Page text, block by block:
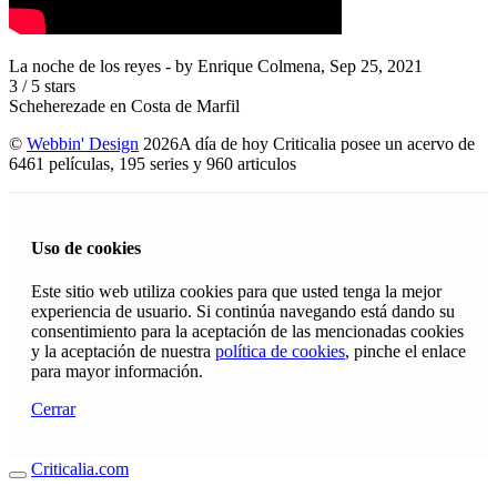
La noche de los reyes - by Enrique Colmena, Sep 25, 2021
3 / 5 stars
Scheherezade en Costa de Marfil
© Webbin' Design 2026A día de hoy Criticalia posee un acervo de
6461 películas, 195 series y 960 articulos
Uso de cookies
Este sitio web utiliza cookies para que usted tenga la mejor
experiencia de usuario. Si continúa navegando está dando su
consentimiento para la aceptación de las mencionadas cookies
y la aceptación de nuestra política de cookies, pinche el enlace
para mayor información.
Cerrar
Criticalia.com